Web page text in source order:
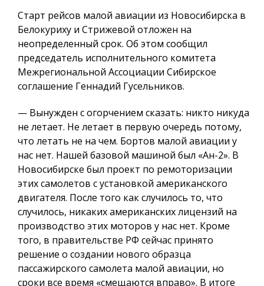
Старт рейсов малой авиации из Новосибирска в
Белокуриху и Стрижевой отложен на
неопределенный срок. Об этом сообщил
председатель исполнительного комитета
Межрегиональной Ассоциации Сибирское
соглашение Геннадий Гусельников.
— Вынужден с огорчением сказать: никто никуда
не летает. Не летает в первую очередь потому,
что летать не на чем. Бортов малой авиации у
нас нет. Нашей базовой машиной был «Ан-2». В
Новосибирске был проект по ремоторизации
этих самолетов с установкой американского
двигателя. После того как случилось то, что
случилось, никаких американских лицензий на
производство этих моторов у нас нет. Кроме
того, в правительстве РФ сейчас принято
решение о создании нового образца
пассажирского самолета малой авиации, но
сроки все время «смещаются вправо». В итоге